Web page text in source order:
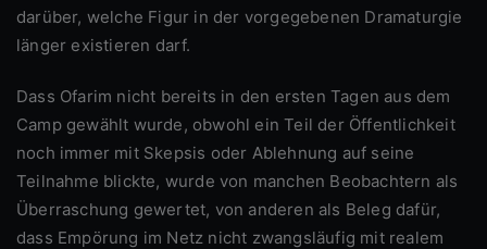
darüber, welche Figur in der vorgegebenen Dramaturgie
länger existieren darf.
Dass Ofarim nicht bereits in den ersten Tagen aus dem
Camp gewählt wurde, obwohl ein Teil der Öffentlichkeit
noch immer mit Skepsis oder Ablehnung auf seine
Teilnahme blickte, wurde von manchen Beobachtern als
Überraschung gewertet, von anderen als Beleg dafür,
dass Empörung im Netz nicht zwangsläufig mit realem